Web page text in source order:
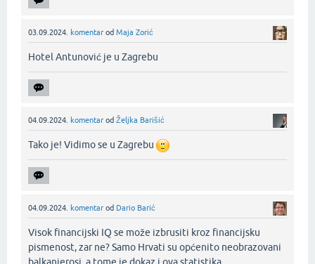
03.09.2024. komentar od Maja Zorić
Hotel Antunović je u Zagrebu‌
04.09.2024. komentar od Željka Barišić
Tako je! Vidimo se u Zagrebu
04.09.2024. komentar od Dario Barić
Visok financijski IQ se može izbrusiti kroz financijsku
pismenost, zar ne? Samo Hrvati su općenito neobrazovani